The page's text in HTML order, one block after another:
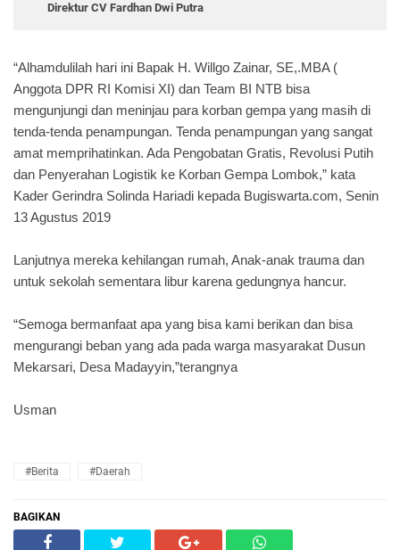
Direktur CV Fardhan Dwi Putra
“Alhamdulilah hari ini Bapak H. Willgo Zainar, SE,.MBA (
Anggota DPR RI Komisi XI) dan Team BI NTB bisa
mengunjungi dan meninjau para korban gempa yang masih di
tenda-tenda penampungan. Tenda penampungan yang sangat
amat memprihatinkan. Ada Pengobatan Gratis, Revolusi Putih
dan Penyerahan Logistik ke Korban Gempa Lombok,” kata
Kader Gerindra Solinda Hariadi kepada Bugiswarta.com, Senin
13 Agustus 2019
Lanjutnya mereka kehilangan rumah, Anak-anak trauma dan
untuk sekolah sementara libur karena gedungnya hancur.
“Semoga bermanfaat apa yang bisa kami berikan dan bisa
mengurangi beban yang ada pada warga masyarakat Dusun
Mekarsari, Desa Madayyin,”terangnya
Usman
#Berita #Daerah
BAGIKAN